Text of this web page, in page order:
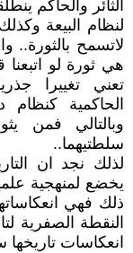
الثائر والحاكم
لنظام البيعة
لاتسمح بالثورة..
هي ثورة لو
تعني تغييرا
الحاكمية
وبالتالي فمن
سلطتيهما..
لذلك نجد ان
يخضع لمنهجية
ذلك فهي
النقطة الصفرية
انعكاسات تاريخها